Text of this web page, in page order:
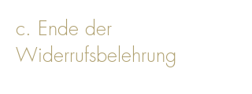
c. Ende der
Widerrufsbelehrung